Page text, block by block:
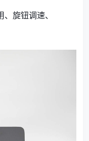
旋钮调速、